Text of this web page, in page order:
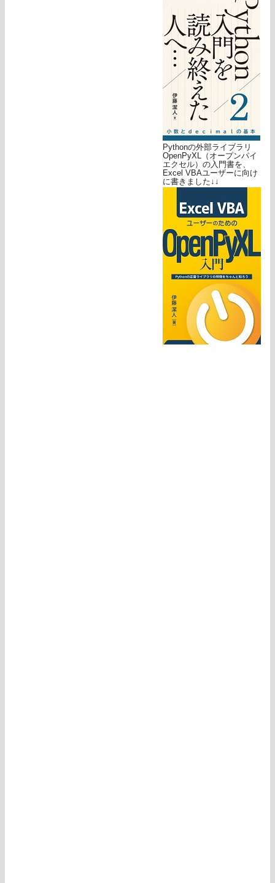
Pythonの外部ライブラリ
OpenPyXL（オープンパイ
エクセル）の入門書を、
Excel VBAユーザーに向け
に書きました↓↓